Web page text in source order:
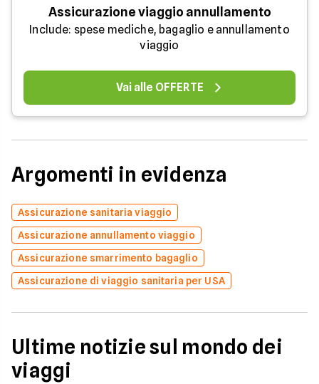
Assicurazione viaggio annullamento
Include: spese mediche, bagaglio e annullamento
viaggio
Vai alle OFFERTE
Argomenti in evidenza
Assicurazione sanitaria viaggio
Assicurazione annullamento viaggio
Assicurazione smarrimento bagaglio
Assicurazione di viaggio sanitaria per USA
Ultime notizie sul mondo dei
viaggi